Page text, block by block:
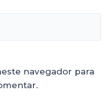
navegador para